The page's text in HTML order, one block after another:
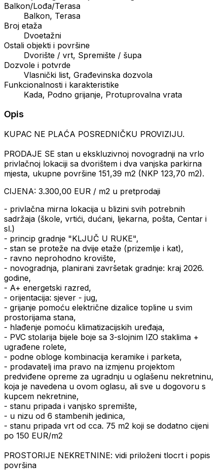
Balkon/Lođa/Terasa
Balkon, Terasa
Broj etaža
Dvoetažni
Ostali objekti i površine
Dvorište / vrt, Spremište / šupa
Dozvole i potvrde
Vlasnički list, Građevinska dozvola
Funkcionalnosti i karakteristike
Kada, Podno grijanje, Protuprovalna vrata
Opis
KUPAC NE PLAĆA POSREDNIČKU PROVIZIJU.
PRODAJE SE stan u ekskluzivnoj novogradnji na vrlo
privlačnoj lokaciji sa dvorištem i dva vanjska parkirna
mjesta, ukupne površine 151,39 m2 (NKP 123,70 m2).
CIJENA: 3.300,00 EUR / m2 u pretprodaji
- privlačna mirna lokacija u blizini svih potrebnih
sadržaja (škole, vrtići, dućani, ljekarna, pošta, Centar i
sl.)
- princip gradnje "KLJUČ U RUKE",
- stan se proteže na dvije etaže (prizemlje i kat),
- ravno neprohodno krovište,
- novogradnja, planirani završetak gradnje: kraj 2026.
godine,
- A+ energetski razred,
- orijentacija: sjever - jug,
- grijanje pomoću električne dizalice topline u svim
prostorijama stana,
- hlađenje pomoću klimatizacijskih uređaja,
- PVC stolarija bijele boje sa 3-slojnim IZO staklima +
ugrađene rolete,
- podne obloge kombinacija keramike i parketa,
- prodavatelj ima pravo na izmjenu projektom
predviđene opreme za ugradnju u oglašenu nekretninu,
koja je navedena u ovom oglasu, ali sve u dogovoru s
kupcem nekretnine,
- stanu pripada i vanjsko spremište,
- u nizu od 6 stambenih jedinica,
- stanu pripada vrt od cca. 75 m2 koji se dodatno cijeni
po 150 EUR/m2
PROSTORIJE NEKRETNINE: vidi priloženi tlocrt i popis
površina